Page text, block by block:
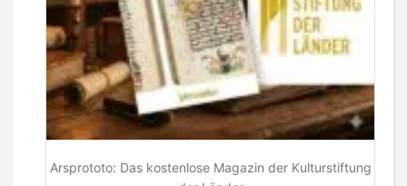
Arsprototo: Das kostenlose Magazin der Kulturstiftung